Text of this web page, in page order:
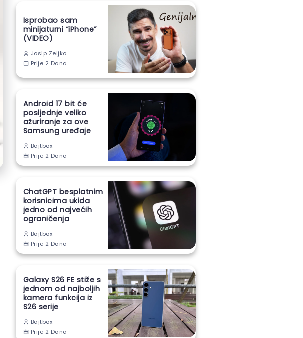
Isprobao sam
minijaturni “iPhone”
(VIDEO)
Josip Zeljko
Prije 2 Dana
Android 17 bit će
posljednje veliko
ažuriranje za ove
Samsung uređaje
Bajtbox
Prije 2 Dana
ChatGPT besplatnim
korisnicima ukida
jedno od najvećih
ograničenja
Bajtbox
Prije 2 Dana
Galaxy S26 FE stiže s
jednom od najboljih
kamera funkcija iz
S26 serije
Bajtbox
Prije 2 Dana